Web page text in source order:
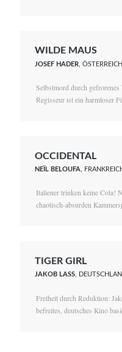
WILDE MAUS
JOSEF HADER ,
Selbstmord durch gefrorenes
Regisseur ist ein harmloser
OCCIDENTAL
NEÏL BELOUFA ,
Italiener trinken keine Cola!
chaotisch-absurden
TIGER GIRL
JAKOB LASS,
Freiheit durch Reduktion:
befreites, deutsches Kino